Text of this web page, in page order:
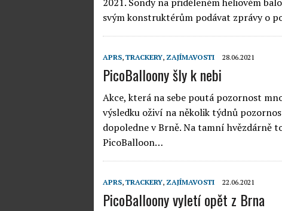
svým konstruktérům podávat zprávy o
APRS, TRACKERY, ZAJÍMAVOSTI 28.06.2021
PicoBalloony šly k nebi
Akce, která na sebe poutá pozornost
výsledku oživí na několik týdnů
dopoledne v Brně. Na tamní hvězdárně
PicoBalloon…
APRS, TRACKERY, ZAJÍMAVOSTI 22.06.2021
PicoBalloony vyletí opět z Brna